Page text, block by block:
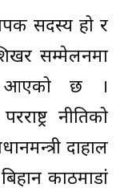
सदस्य हो र
सम्मेलनमा
आएको छ ।
नीतिको
दाहाल
काठमाडौँं